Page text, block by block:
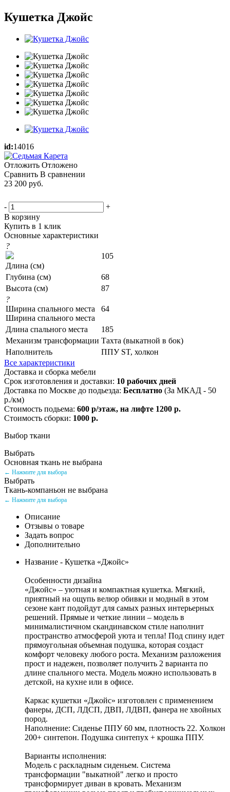
Кушетка Джойс
id:14016
Отложить Отложено
Сравнить В сравнении
23 200 руб.
-
+
В корзину
Купить в 1 клик
Основные характеристики
?
Длина (см)
105
Глубина (см)
68
Высота (см)
87
?
Ширина спального места
Ширина спального места
64
Длина спального места
185
Механизм трансформации Тахта (выкатной в бок)
Наполнитель
ППУ ST, холкон
Все характеристики
Доставка и сборка мебели
Срок изготовления и доставки: 10 рабочих дней
Доставка по Москве до подьезда: Бесплатно (За МКАД - 50
р./км)
Стоимость подьема: 600 р/этаж, на лифте 1200 р.
Стоимость сборки: 1000 р.
Выбор ткани
Выбрать
Основная ткань не выбрана
← Нажмите для выбора
Выбрать
Ткань-компаньон не выбрана
← Нажмите для выбора
Описание
Отзывы о товаре
Задать вопрос
Дополнительно
Название - Кушетка «Джойс»
Особенности дизайна
«Джойс» – уютная и компактная кушетка. Мягкий,
приятный на ощупь велюр обивки и модный в этом
сезоне кант подойдут для самых разных интерьерных
решений. Прямые и четкие линии – модель в
минималистичном скандинавском стиле наполнит
пространство атмосферой уюта и тепла! Под спину идет
прямоугольная объемная подушка, которая создаст
комфорт человеку любого роста. Механизм разложения
прост и надежен, позволяет получить 2 варианта по
длине спального места. Модель можно использовать в
детской, на кухне или в офисе.
Каркас кушетки «Джойс» изготовлен с применением
фанеры, ДСП, ЛДСП, ДВП, ЛДВП, фанера не хвойных
пород.
Наполнение: Сиденье ППУ 60 мм, плотность 22. Холкон
200+ синтепон. Подушка синтепух + крошка ППУ.
Варианты исполнения:
Модель с раскладным сиденьем. Система
трансформации "выкатной" легко и просто
трансформирует диван в кровать. Механизм